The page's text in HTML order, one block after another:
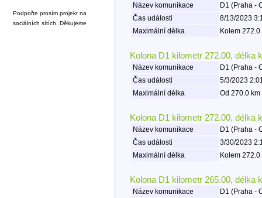
Název komunikace
D1 (Praha -
Čas události
8/13/2023
Maximální délka
Kolem
Kolona D1 kilometr 272.00, délka
Název komunikace
D1 (Praha -
Čas události
5/3/2023
Maximální délka
Od 270.0
Kolona D1 kilometr 272.00, délka
Název komunikace
D1 (Praha -
Čas události
3/30/2023
Maximální délka
Kolem
Kolona D1 kilometr 265.00, délka
Název komunikace
D1 (Praha -
Podpořte prosím projekt na
sociálních sítích. Děkujeme